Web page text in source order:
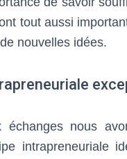
tout aussi
nouvelles idées.
nous
intrapreneuriale